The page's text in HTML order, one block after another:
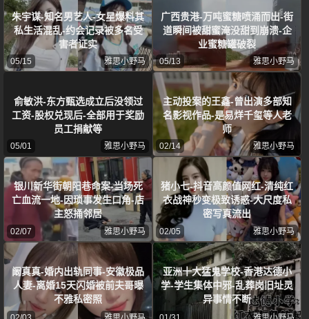
朱宇谋-知名男艺人-女星爆料其
私生活混乱-约会记录被多名受
害者证实
05/15 雅思小野马
广西贵港-万吨蜜糖喷涌而出-街
道瞬间被甜蜜淹没甜到崩溃-企
业蜜糖罐破裂
05/13 雅思小野马
俞敏洪-东方甄选成立后没领过
工资-股权兑现后-全部用于奖励
员工捐献等
05/01 雅思小野马
主动投案的王鑫-曾出演多部知
名影视作品-是易烊千玺等人老
师
02/14 雅思小野马
银川新华街朝阳巷命案-当场死
亡血流一地-因琐事发生口角-店
主怒捅邻居
02/07 雅思小野马
猪小七-抖音高颜值网红-清纯红
衣战神秒变极致诱惑-大尺度私
密写真流出
02/05 雅思小野马
阚真真-婚内出轨同事-安徽极品
人妻-离婚15天闪婚被前夫哥曝
不雅私密照
亚洲十大猛鬼学校-香港达德小
学-学生集体中邪-乱葬岗旧址灵
异事情不断